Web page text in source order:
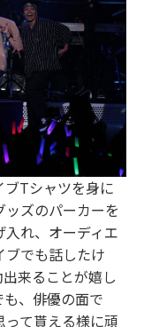
Tシャツを身に
ズのパーカーを
れ、オーディエ
ブでも話したけ
来ることが嬉し
、俳優の面で
て貰える様に頑